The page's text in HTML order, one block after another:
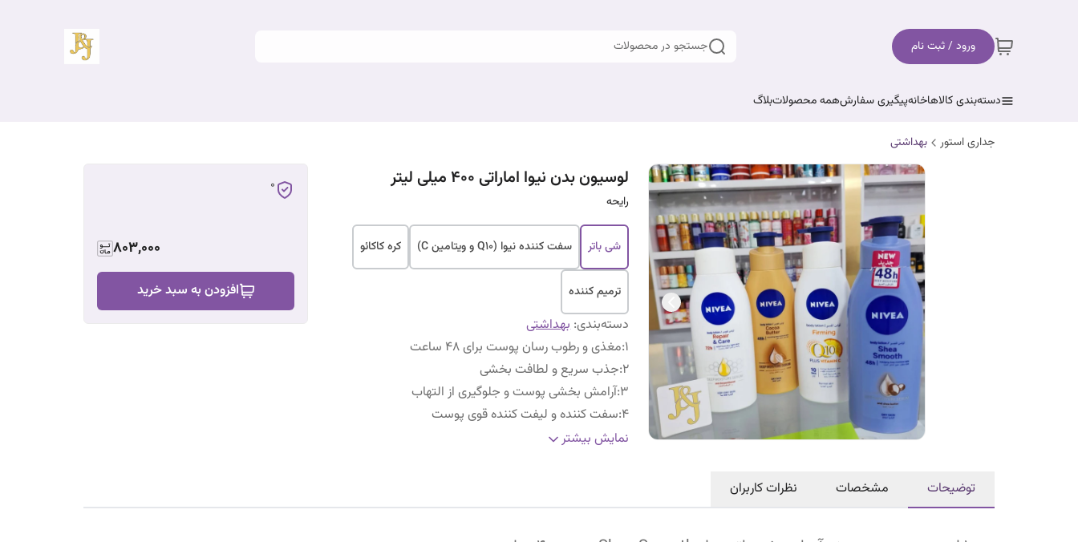
ورود / ثبت نام جستجو در محصولات
دسته‌بندی کالاهاخانهپیگیری سفارشهمه محصولاتبلاگ
جداری استور بهداشتی
لوسیون بدن نیوا اماراتی 400 میلی لیتر
رایحه
شی باتر سفت کننده نیوا (Q10 و ویتامین C) کره کاکائو
ترمیم کننده
دسته‌بندی:بهداشتی
1
:مغذی و رطوب رسان پوست برای 48 ساعت
2
:جذب سریع و لطافت بخشی
3
:آرامش بخشی پوست و جلوگیری از التهاب
4
:سفت کننده و لیفت کننده قوی پوست
5
:مناسیبرای استفاده روزانه
نمایش بیشتر
0
803,000
افزودن به سبد خرید
توضیحات مشخصات نظرات کاربران